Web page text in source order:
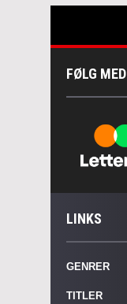
FØLG MED
LINKS
GENRER
TITLER